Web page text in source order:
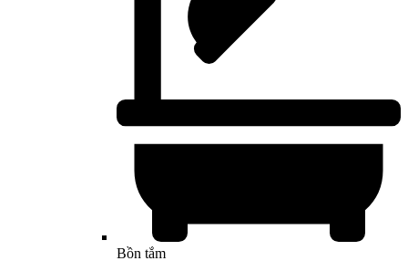
Bồn tắm